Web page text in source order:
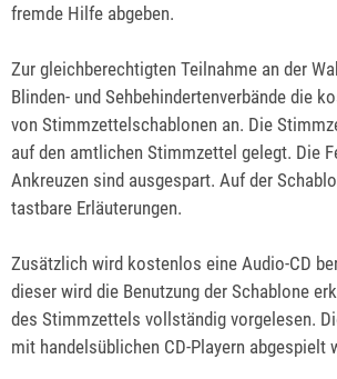
fremde Hilfe abgeben.
Zur gleichberechtigten Teilnahme an der
Blinden- und Sehbehindertenverbände die
von Stimmzettelschablonen an. Die
auf den amtlichen Stimmzettel gelegt. Die
Ankreuzen sind ausgespart. Auf der
tastbare Erläuterungen.
Zusätzlich wird kostenlos eine Audio-CD
dieser wird die Benutzung der Schablone
des Stimmzettels vollständig vorgelesen.
mit handelsüblichen CD-Playern abgespielt